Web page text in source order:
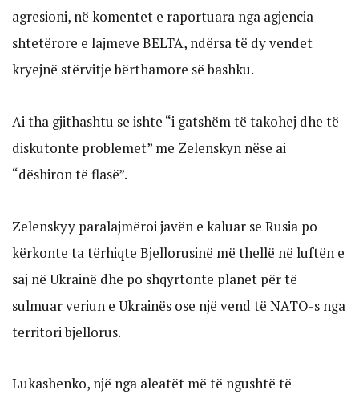
agresioni, në komentet e raportuara nga agjencia
shtetërore e lajmeve BELTA, ndërsa të dy vendet
kryejnë stërvitje bërthamore së bashku.
Ai tha gjithashtu se ishte “i gatshëm të takohej dhe të
diskutonte problemet” me Zelenskyn nëse ai
“dëshiron të flasë”.
Zelenskyy paralajmëroi javën e kaluar se Rusia po
kërkonte ta tërhiqte Bjellorusinë më thellë në luftën e
saj në Ukrainë dhe po shqyrtonte planet për të
sulmuar veriun e Ukrainës ose një vend të NATO-s nga
territori bjellorus.
Lukashenko, një nga aleatët më të ngushtë të